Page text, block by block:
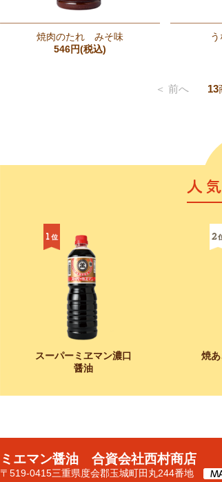
焼肉のたれ みそ味
546円(税込)
＜ 前へ 13
スーパーミヱマン濃口
醤油
焼
ミエマン醤油 合資会社西村商店
〒519-0415三重県度会郡玉城町田丸244番地